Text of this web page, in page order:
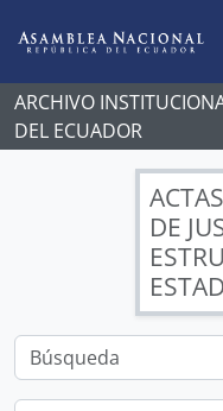
ARCHIVO
DEL ECUADOR
DE